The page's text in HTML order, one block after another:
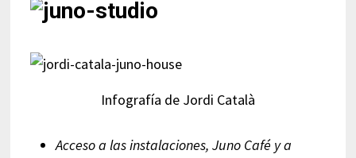
Infografía de Jordi Català
Acceso a las instalaciones, Juno Café y a